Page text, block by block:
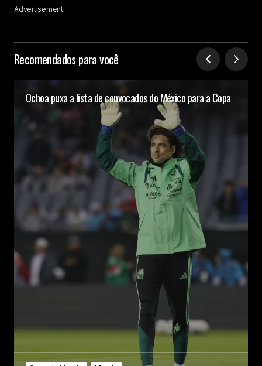
Advertisement
Recomendados para você
Ochoa puxa a lista de convocados do México para a Copa